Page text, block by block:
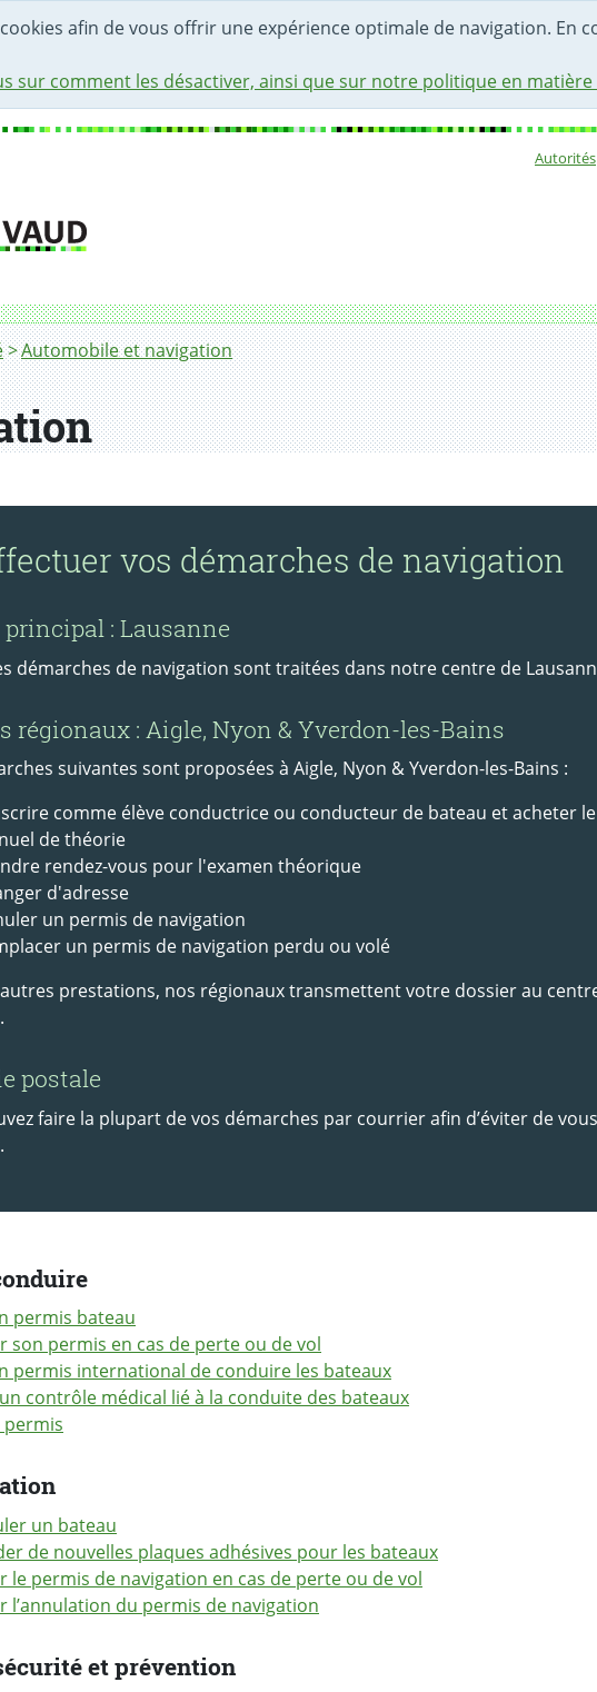
afin de vous offrir une expérience optimale de navigation. En
sur comment les désactiver, ainsi que sur notre politique en
DE LA PAGE
DE RECHERCHE
CONTACT
Autorités
Automobile et navigation
vos démarches de navigation
principal : Lausanne
démarches de navigation sont traitées dans notre centre de
régionaux : Aigle, Nyon & Yverdon-les-Bains
suivantes sont proposées à Aigle, Nyon & Yverdon-les-Bains :
comme élève conductrice ou conducteur de bateau et acheter le
de théorie
rendez-vous pour l'examen théorique
d'adresse
un permis de navigation
un permis de navigation perdu ou volé
prestations, nos régionaux transmettent votre dossier au
postale
faire la plupart de vos démarches par courrier afin d’éviter de vous
permis bateau
son permis en cas de perte ou de vol
permis international de conduire les bateaux
contrôle médical lié à la conduite des bateaux
permis
un bateau
de nouvelles plaques adhésives pour les bateaux
le permis de navigation en cas de perte ou de vol
l’annulation du permis de navigation
et prévention